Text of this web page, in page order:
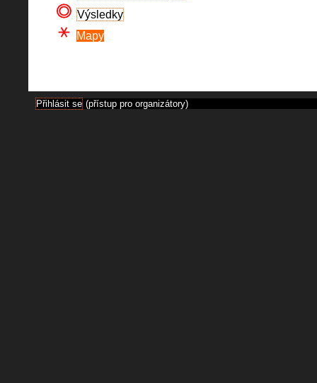
Výsledky
Mapy
Přihlásit se (přístup pro organizátory)